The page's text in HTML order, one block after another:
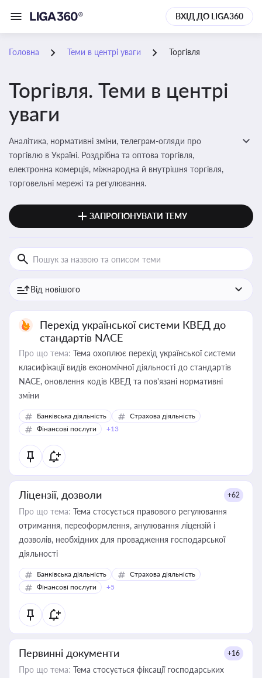
ВХІД ДО LIGA360
Головна Теми в центрі уваги Торгівля
Торгівля. Теми в центрі
уваги
ЗАПРОПОНУВАТИ ТЕМУ
Аналітика, нормативні зміни, телеграм-огляди про
торгівлю в Україні. Роздрібна та оптова торгівля,
електронна комерція, міжнародна й внутрішня торгівля,
торговельні мережі та регулювання.
Перехід української системи КВЕД до
стандартів NACE
Про що тема: Тема охоплює перехід української системи
класифікації видів економічної діяльності до стандартів
NACE, оновлення кодів КВЕД та пов'язані нормативні
зміни
Банківська діяльність
Страхова діяльність
Фінансові послуги
+13
Ліцензії, дозволи +62
Про що тема: Тема стосується правового регулювання
отримання, переоформлення, анулювання ліцензій і
дозволів, необхідних для провадження господарської
діяльності
Банківська діяльність
Страхова діяльність
Фінансові послуги
+5
Первинні документи +16
Про що тема: Тема стосується фіксації господарських